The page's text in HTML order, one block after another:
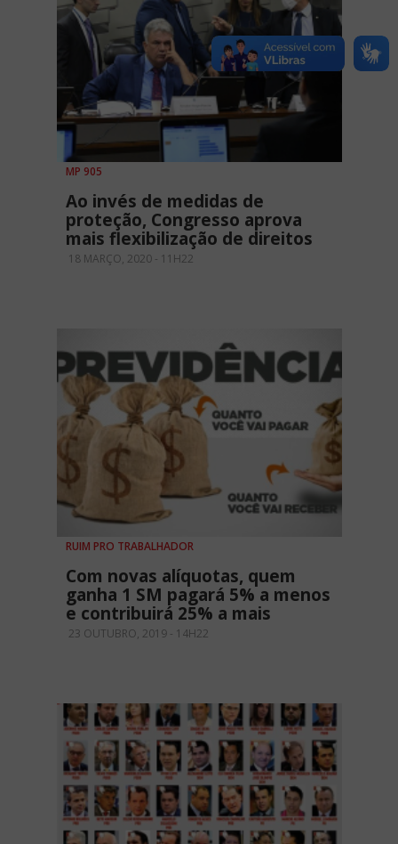
MP 905
Ao invés de medidas de
proteção, Congresso aprova
mais flexibilização de direitos
18 MARÇO, 2020 - 11H22
RUIM PRO TRABALHADOR
Com novas alíquotas, quem
ganha 1 SM pagará 5% a menos
e contribuirá 25% a mais
23 OUTUBRO, 2019 - 14H22